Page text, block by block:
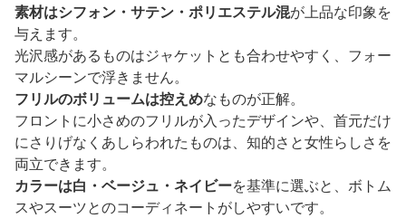
素材はシフォン・サテン・ポリエステル混が上品な印象を
与えます。
光沢感があるものはジャケットとも合わせやすく、フォー
マルシーンで浮きません。
フリルのボリュームは控えめなものが正解。
フロントに小さめのフリルが入ったデザインや、首元だけ
にさりげなくあしらわれたものは、知的さと女性らしさを
両立できます。
カラーは白・ベージュ・ネイビーを基準に選ぶと、ボトム
スやスーツとのコーディネートがしやすいです。